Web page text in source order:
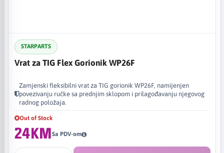
STARPARTS
Vrat za TIG Flex Gorionik WP26F
Zamjenski fleksibilni vrat za TIG gorionik WP26F, namijenjen
povezivanju ručke sa prednjim sklopom i prilagođavanju njegovog
radnog položaja.
Out of Stock
24KMSa PDV-om